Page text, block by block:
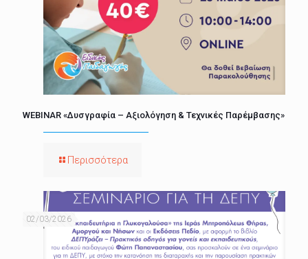
WEBINAR «Δυσγραφία – Αξιολόγηση & Τεχνικές Παρέμβασης»
Περισσότερα
02/03/2026